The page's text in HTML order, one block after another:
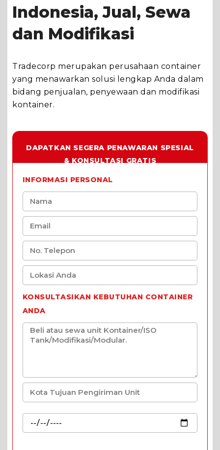
Indonesia, Jual, Sewa
dan Modifikasi
Tradecorp merupakan perusahaan container
yang menawarkan solusi lengkap Anda dalam
bidang penjualan, penyewaan dan modifikasi
kontainer.
DAPATKAN SEGERA PENAWARAN SPESIAL
& KONSULTASI GRATIS
INFORMASI PERSONAL
KONSULTASIKAN KEBUTUHAN CONTAINER
ANDA